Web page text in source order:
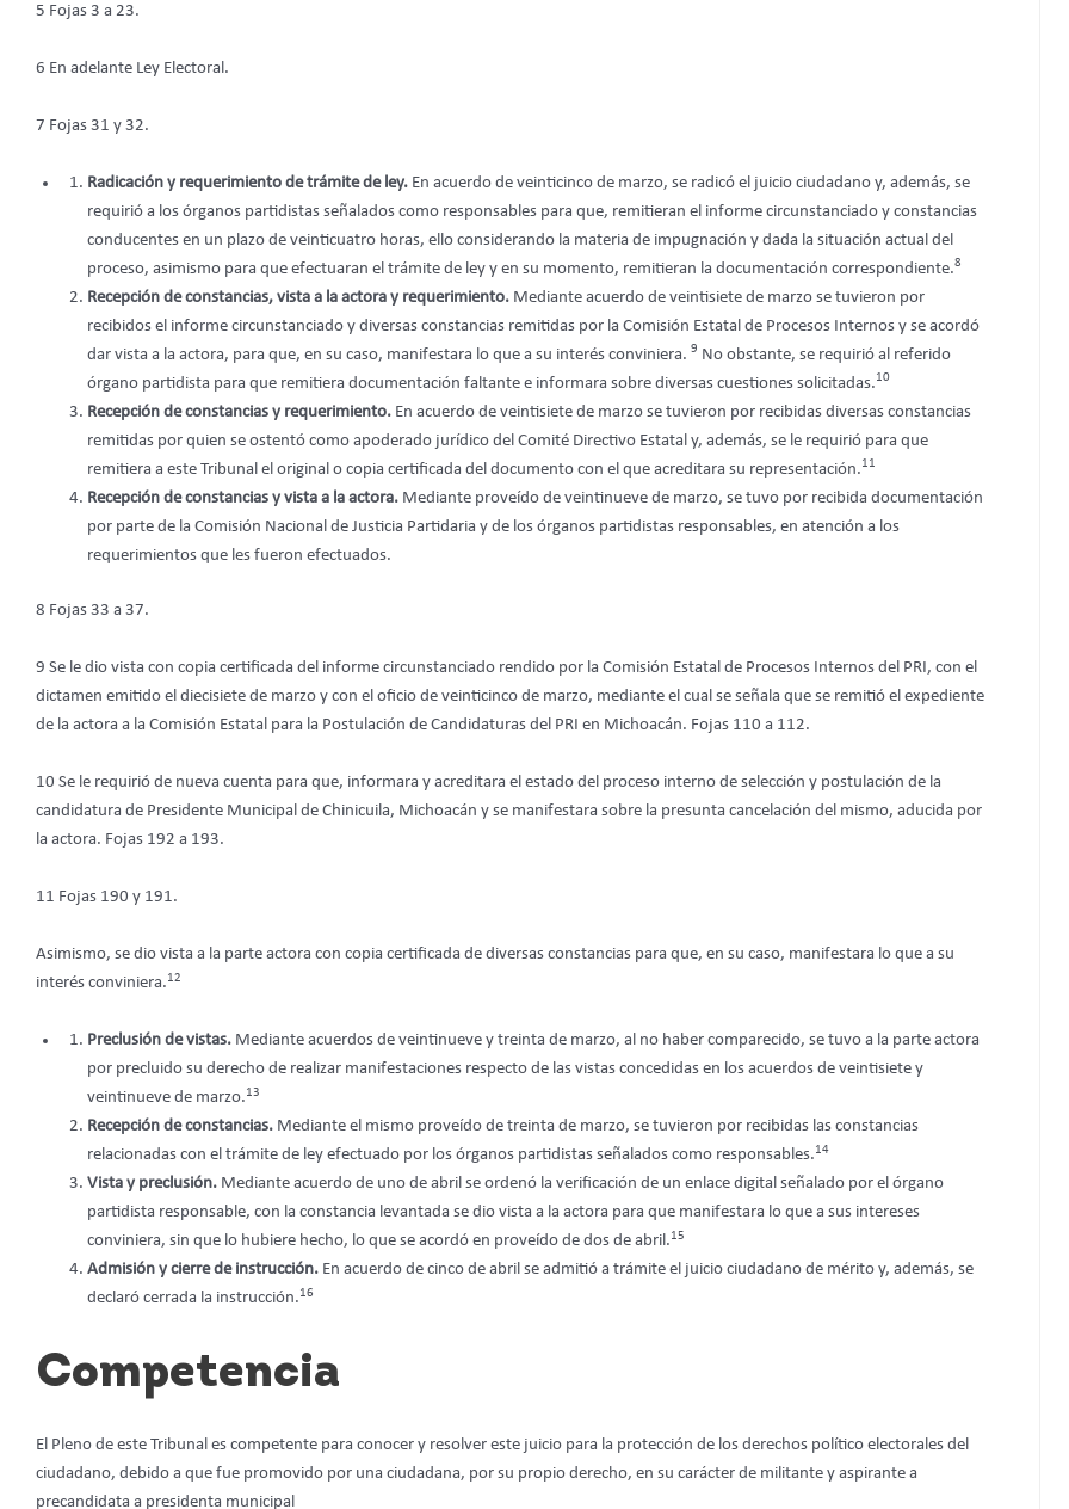
5 Fojas 3 a 23.
6 En adelante Ley Electoral.
7 Fojas 31 y 32.
Radicación y requerimiento de trámite de ley. En acuerdo de veinticinco de marzo, se radicó el juicio ciudadano y, además, se
requirió a los órganos partidistas señalados como responsables para que, remitieran el informe circunstanciado y constancias
conducentes en un plazo de veinticuatro horas, ello considerando la materia de impugnación y dada la situación actual del
proceso, asimismo para que efectuaran el trámite de ley y en su momento, remitieran la documentación correspondiente.8
Recepción de constancias, vista a la actora y requerimiento. Mediante acuerdo de veintisiete de marzo se tuvieron por
recibidos el informe circunstanciado y diversas constancias remitidas por la Comisión Estatal de Procesos Internos y se acordó
dar vista a la actora, para que, en su caso, manifestara lo que a su interés conviniera. 9 No obstante, se requirió al referido
órgano partidista para que remitiera documentación faltante e informara sobre diversas cuestiones solicitadas.10
Recepción de constancias y requerimiento. En acuerdo de veintisiete de marzo se tuvieron por recibidas diversas constancias
remitidas por quien se ostentó como apoderado jurídico del Comité Directivo Estatal y, además, se le requirió para que
remitiera a este Tribunal el original o copia certificada del documento con el que acreditara su representación.11
Recepción de constancias y vista a la actora. Mediante proveído de veintinueve de marzo, se tuvo por recibida documentación
por parte de la Comisión Nacional de Justicia Partidaria y de los órganos partidistas responsables, en atención a los
requerimientos que les fueron efectuados.
8 Fojas 33 a 37.
9 Se le dio vista con copia certificada del informe circunstanciado rendido por la Comisión Estatal de Procesos Internos del PRI, con el
dictamen emitido el diecisiete de marzo y con el oficio de veinticinco de marzo, mediante el cual se señala que se remitió el expediente
de la actora a la Comisión Estatal para la Postulación de Candidaturas del PRI en Michoacán. Fojas 110 a 112.
10 Se le requirió de nueva cuenta para que, informara y acreditara el estado del proceso interno de selección y postulación de la
candidatura de Presidente Municipal de Chinicuila, Michoacán y se manifestara sobre la presunta cancelación del mismo, aducida por
la actora. Fojas 192 a 193.
11 Fojas 190 y 191.
Asimismo, se dio vista a la parte actora con copia certificada de diversas constancias para que, en su caso, manifestara lo que a su
interés conviniera.12
Preclusión de vistas. Mediante acuerdos de veintinueve y treinta de marzo, al no haber comparecido, se tuvo a la parte actora
por precluido su derecho de realizar manifestaciones respecto de las vistas concedidas en los acuerdos de veintisiete y
veintinueve de marzo.13
Recepción de constancias. Mediante el mismo proveído de treinta de marzo, se tuvieron por recibidas las constancias
relacionadas con el trámite de ley efectuado por los órganos partidistas señalados como responsables.14
Vista y preclusión. Mediante acuerdo de uno de abril se ordenó la verificación de un enlace digital señalado por el órgano
partidista responsable, con la constancia levantada se dio vista a la actora para que manifestara lo que a sus intereses
conviniera, sin que lo hubiere hecho, lo que se acordó en proveído de dos de abril.15
Admisión y cierre de instrucción. En acuerdo de cinco de abril se admitió a trámite el juicio ciudadano de mérito y, además, se
declaró cerrada la instrucción.16
Competencia
El Pleno de este Tribunal es competente para conocer y resolver este juicio para la protección de los derechos político electorales del
ciudadano, debido a que fue promovido por una ciudadana, por su propio derecho, en su carácter de militante y aspirante a
precandidata a presidenta municipal